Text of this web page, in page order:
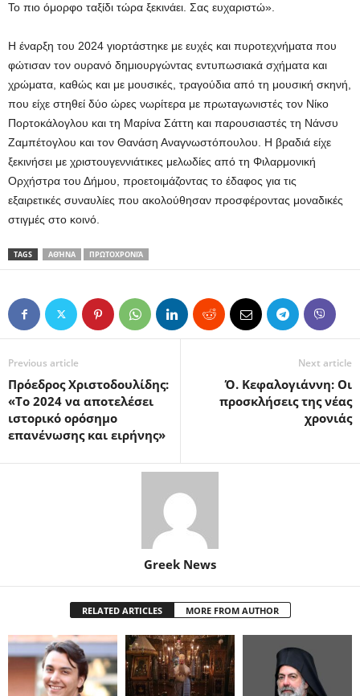
Το πιο όμορφο ταξίδι τώρα ξεκινάει. Σας ευχαριστώ».
Η έναρξη του 2024 γιορτάστηκε με ευχές και πυροτεχνήματα που
φώτισαν τον ουρανό δημιουργώντας εντυπωσιακά σχήματα και
χρώματα, καθώς και με μουσικές, τραγούδια από τη μουσική σκηνή,
που είχε στηθεί δύο ώρες νωρίτερα με πρωταγωνιστές τον Νίκο
Πορτοκάλογλου και τη Μαρίνα Σάττη και παρουσιαστές τη Νάνσυ
Ζαμπέτογλου και τον Θανάση Αναγνωστόπουλου. Η βραδιά είχε
ξεκινήσει με χριστουγεννιάτικες μελωδίες από τη Φιλαρμονική
Ορχήστρα του Δήμου, προετοιμάζοντας το έδαφος για τις
εξαιρετικές συναυλίες που ακολούθησαν προσφέροντας μοναδικές
στιγμές στο κοινό.
TAGS ΑΘΉΝΑ ΠΡΩΤΟΧΡΟΝΙΆ
Previous article
Πρόεδρος Χριστοδουλίδης:
«Το 2024 να αποτελέσει
ιστορικό ορόσημο
επανένωσης και ειρήνης»
Next article
Ό. Κεφαλογιάννη: Οι
προσκλήσεις της νέας
χρονιάς
Greek News
RELATED ARTICLES MORE FROM AUTHOR